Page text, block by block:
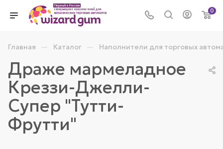
0
Главная — Каталог — Наполнители для торговых
Драже мармеладное
Креззи-Джелли-
Супер "Тутти-
Фрутти"